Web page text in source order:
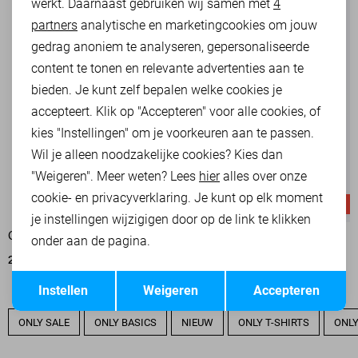
-50%
ONLY BROEK
20,00
-50%
ONLY SALE ONLY BASICS NIEUW ONLY T-SHIRTS
Analytische cookies
Marketing cookies
Terug Opslaan
werkt. Daarnaast gebruiken wij samen met 4
partners analytische en marketingcookies om jouw
gedrag anoniem te analyseren, gepersonaliseerde
content te tonen en relevante advertenties aan te
bieden. Je kunt zelf bepalen welke cookies je
accepteert. Klik op "Accepteren" voor alle cookies, of
kies "Instellingen" om je voorkeuren aan te passen.
Wil je alleen noodzakelijke cookies? Kies dan
"Weigeren". Meer weten? Lees hieralles over onze
cookie- en privacyverklaring. Je kunt op elk moment
je instellingen wijzigigen door op de link te klikken
onder aan de pagina.
Accepteren
Weigeren
Instellen